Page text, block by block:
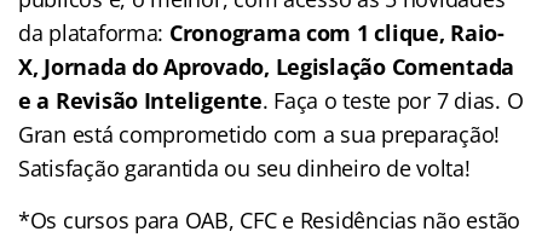
da plataforma: Cronograma com 1 clique, Raio-
X, Jornada do Aprovado, Legislação Comentada
e a Revisão Inteligente. Faça o teste por 7 dias. O
Gran está comprometido com a sua preparação!
Satisfação garantida ou seu dinheiro de volta!
*Os cursos para OAB, CFC e Residências não estão